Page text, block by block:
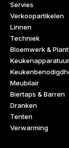
Servies
Verkoopartikelen
Linnen
Techniek
Bloemwerk &
Keukenapparatuur
Meubilair
Biertaps & Barren
Dranken
Tenten
Verwarming